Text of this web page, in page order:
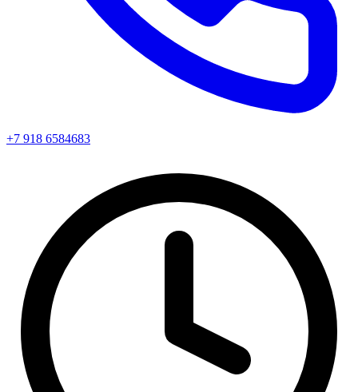
+7 918 6584683